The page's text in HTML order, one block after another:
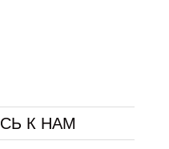
К НАМ